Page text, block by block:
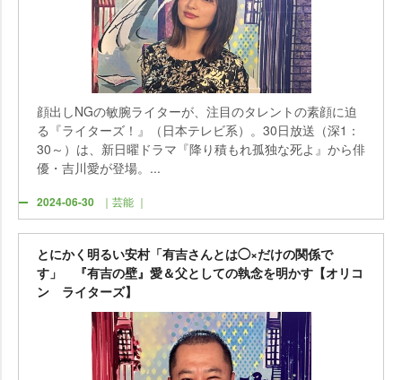
顔出しNGの敏腕ライターが、注目のタレントの素顔に迫
る『ライターズ！』（日本テレビ系）。30日放送（深1：
30～）は、新日曜ドラマ『降り積もれ孤独な死よ』から俳
優・吉川愛が登場。...
2024-06-30 ｜芸能 ｜
とにかく明るい安村「有吉さんとは◯×だけの関係で
す」 『有吉の壁』愛＆父としての執念を明かす【オリコ
ン ライターズ】